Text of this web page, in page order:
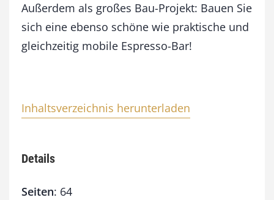
Außerdem als großes Bau-Projekt: Bauen Sie
sich eine ebenso schöne wie praktische und
gleichzeitig mobile Espresso-Bar!
Inhaltsverzeichnis herunterladen
Details
Seiten: 64